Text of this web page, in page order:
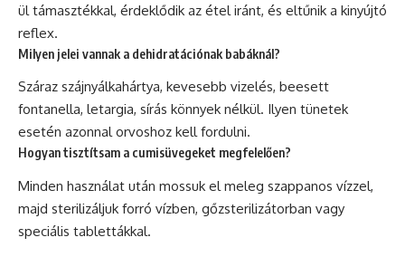
ül támasztékkal, érdeklődik az étel iránt, és eltűnik a kinyújtó
reflex.
Milyen jelei vannak a dehidratációnak babáknál?
Száraz szájnyálkahártya, kevesebb vizelés, beesett
fontanella, letargia, sírás könnyek nélkül. Ilyen tünetek
esetén azonnal orvoshoz kell fordulni.
Hogyan tisztítsam a cumisüvegeket megfelelően?
Minden használat után mossuk el meleg szappanos vízzel,
majd sterilizáljuk forró vízben, gőzsterilizátorban vagy
speciális tablettákkal.